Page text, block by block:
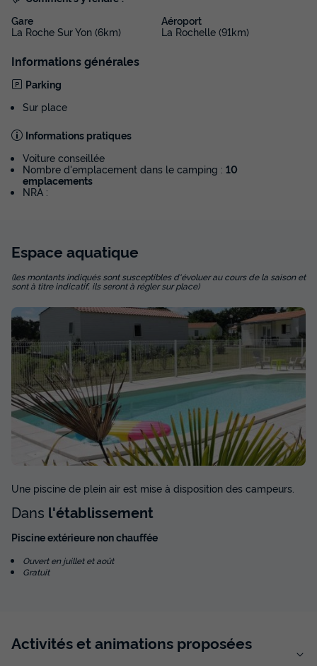
Gare
La Roche Sur Yon (6km)
Aéroport
La Rochelle (91km)
Informations générales
Parking
Sur place
Informations pratiques
Voiture conseillée
Nombre d'emplacement dans le camping : 10
emplacements
NRA :
Espace aquatique
(les montants indiqués sont susceptibles d'évoluer au cours de la saison et
sont à titre indicatif, ils seront à régler sur place)
Une piscine de plein air est mise à disposition des campeurs.
Dans l'établissement
Piscine extérieure non chauffée
Ouvert en juillet et août
Gratuit
Activités et animations proposées